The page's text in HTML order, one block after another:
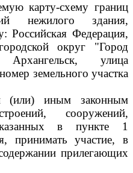
карту-схему границ
нежилого здания,
Российская Федерация,
округ "Город
улица
земельного участка
(или) иным законным
сооружений,
в пункте 1
принимать участие, в
прилегающих